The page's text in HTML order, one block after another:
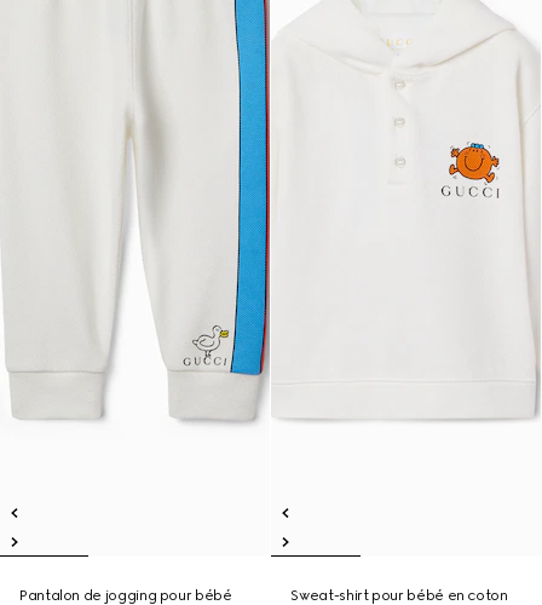
Pantalon de jogging pour bébé
Sweat-shirt pour bébé en coton